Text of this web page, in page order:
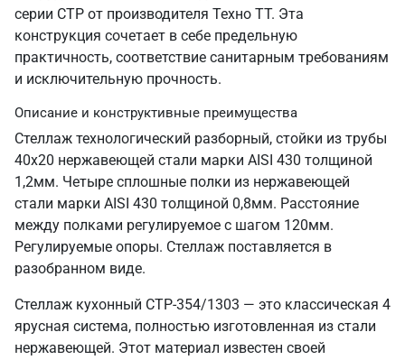
серии СТР от производителя Техно ТТ. Эта
конструкция сочетает в себе предельную
практичность, соответствие санитарным требованиям
и исключительную прочность.
Описание и конструктивные преимущества
Стеллаж технологический разборный, стойки из трубы
40х20 нержавеющей стали марки AISI 430 толщиной
1,2мм. Четыре сплошные полки из нержавеющей
стали марки AISI 430 толщиной 0,8мм. Расстояние
между полками регулируемое с шагом 120мм.
Регулируемые опоры. Стеллаж поставляется в
разобранном виде.
Стеллаж кухонный СТР-354/1303 — это классическая 4
ярусная система, полностью изготовленная из стали
нержавеющей. Этот материал известен своей